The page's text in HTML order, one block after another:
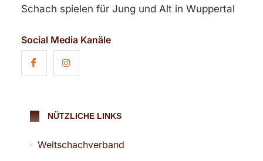
Schach spielen für Jung und Alt in Wuppertal
Social Media Kanäle
NÜTZLICHE LINKS
Weltschachverband